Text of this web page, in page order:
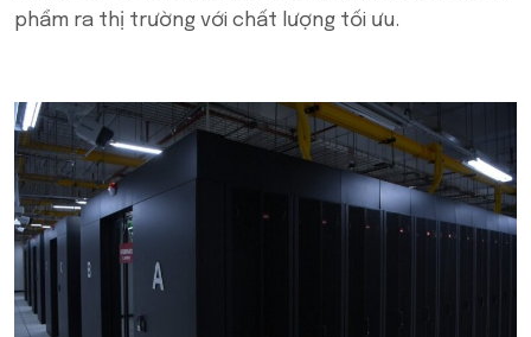
phẩm ra thị trường với chất lượng tối ưu.